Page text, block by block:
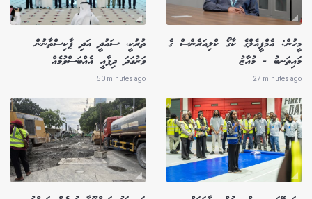
މީހުން: އެމްޕީއެލްގެ ކާގޯ ކްލިއަރެންސް ގެ
މައިތަނބު - މުއާޒު
27 minutes ago
ތުރުކީ، ސައުދީ އަދި ޕާކިސްތާނުން
ވަރުގަދަ ދިފާއީ އެއްބަސްވުމެއް
50 minutes ago